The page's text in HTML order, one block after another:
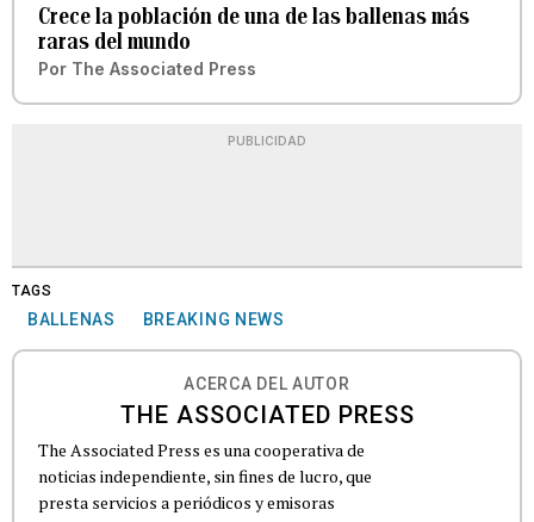
Crece la población de una de las ballenas más
raras del mundo
Por The Associated Press
PUBLICIDAD
TAGS
BALLENAS BREAKING NEWS
ACERCA DEL AUTOR
THE ASSOCIATED PRESS
The Associated Press es una cooperativa de
noticias independiente, sin fines de lucro, que
presta servicios a periódicos y emisoras